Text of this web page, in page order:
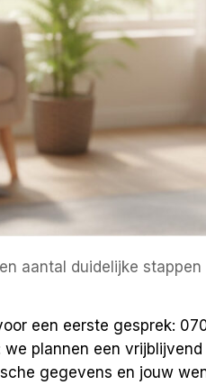
aantal duidelijke
een eerste gesprek:
we plannen een
gegevens en jouw